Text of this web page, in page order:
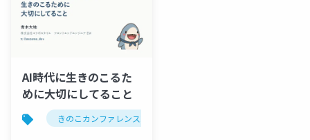
AI時代に生きのこるた
めに大切にしてること
きのこカンファレンス2026